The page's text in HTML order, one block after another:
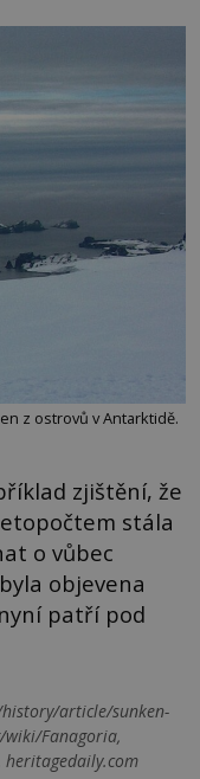
z ostrovů v Antarktidě.
zjištění, že
stála
o vůbec
objevena
patří pod
article/sunken-
wiki/Fanagoria,
heritagedaily.com